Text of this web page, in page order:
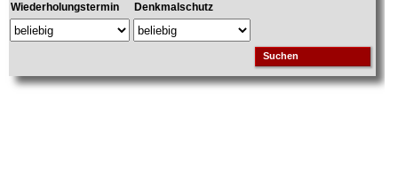
Wiederholungstermin Denkmalschutz
Suchen